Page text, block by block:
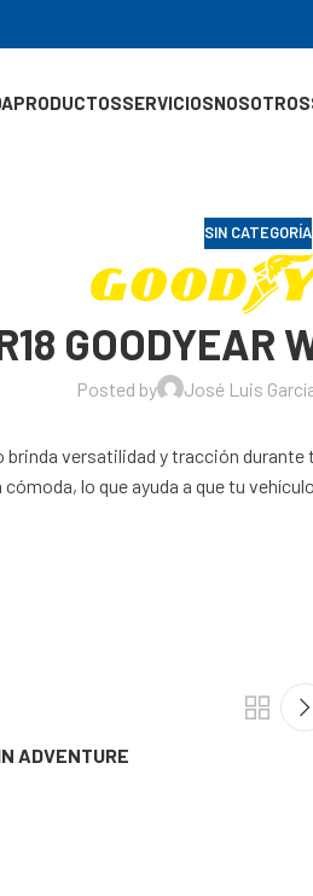
PRODUCTOSSERVICIOSNOSOTROS
SIN CATEGORÍA
GOODYEAR
Posted by José Luis
versatilidad y tracción
lo que ayuda a que tu
ADVENTURE